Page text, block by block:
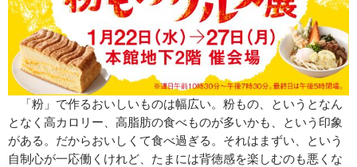
「粉」で作るおいしいものは幅広い。粉もの、というとなん
となく高カロリー、高脂肪の食べものが多いかも、という印象
がある。だからおいしくて食べ過ぎる。それはまずい、という
自制心が一応働くけれど、たまには背徳感を楽しむのも悪くな